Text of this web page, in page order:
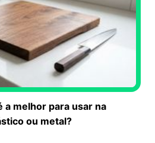
a melhor para usar na
ou metal?